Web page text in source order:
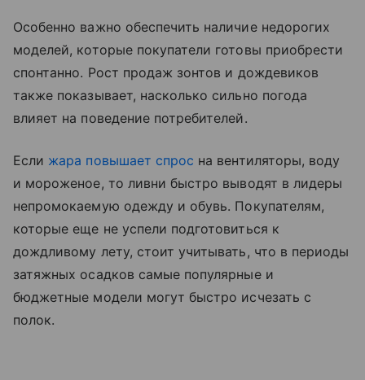
Особенно важно обеспечить наличие недорогих
моделей, которые покупатели готовы приобрести
спонтанно. Рост продаж зонтов и дождевиков
также показывает, насколько сильно погода
влияет на поведение потребителей.
Если жара повышает спрос на вентиляторы, воду
и мороженое, то ливни быстро выводят в лидеры
непромокаемую одежду и обувь. Покупателям,
которые еще не успели подготовиться к
дождливому лету, стоит учитывать, что в периоды
затяжных осадков самые популярные и
бюджетные модели могут быстро исчезать с
полок.